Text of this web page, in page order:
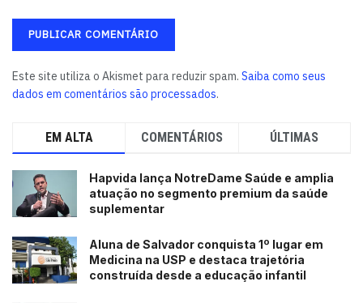
Este site utiliza o Akismet para reduzir spam. Saiba como seus
dados em comentários são processados.
EM ALTA COMENTÁRIOS ÚLTIMAS
Hapvida lança NotreDame Saúde e amplia
atuação no segmento premium da saúde
suplementar
Aluna de Salvador conquista 1º lugar em
Medicina na USP e destaca trajetória
construída desde a educação infantil